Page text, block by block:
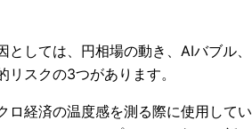
しては、円相場の動き、AIバブル、
スクの3つがあります。
ロ経済の温度感を測る際に使用してい